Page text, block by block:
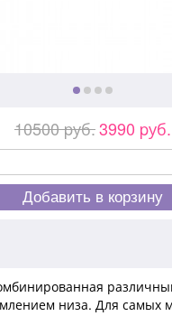
10500 pуб.3990 pуб.
низа. Для самых